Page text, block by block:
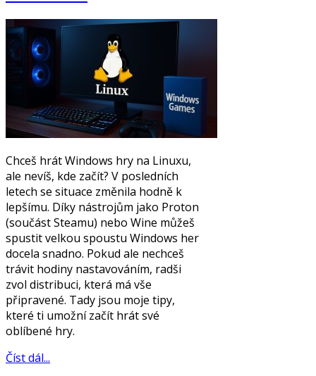
Chceš hrát Windows hry na Linuxu,
ale nevíš, kde začít? V posledních
letech se situace změnila hodně k
lepšímu. Díky nástrojům jako Proton
(součást Steamu) nebo Wine můžeš
spustit velkou spoustu Windows her
docela snadno. Pokud ale nechceš
trávit hodiny nastavováním, radši
zvol distribuci, která má vše
připravené. Tady jsou moje tipy,
které ti umožní začít hrát své
oblíbené hry.
Číst dál...